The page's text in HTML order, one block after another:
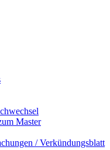
Master
/ Verkündungsblatt